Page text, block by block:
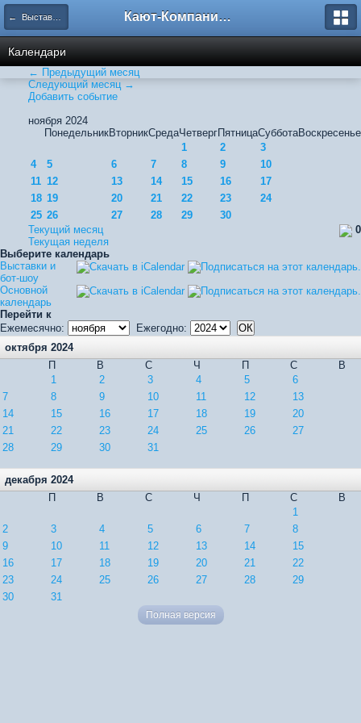
← Выставки и бот-шоу Кают-Компания "Катера и Яхты"
Календари
← Предыдущий месяц
Следующий месяц →
Добавить событие
ноября 2024
ПонедельникВторникСредаЧетвергПятницаСубботаВоскресенье
1
2
3
4
5 6 7 8 9
10
11 12 13 14 15 16
17
18 19 20 21 22 23
24
25 26 27 28 29
30
0
Текущий месяц
Текущая неделя
Выберите календарь
Выставки и
бот-шоу
Основной
календарь
Перейти к
Ежемесячно:
Ежегодно:
октября 2024
П
В С Ч П С
В
1
2 3 4 5
6
7
8 9 10 11 12
13
14
15 16 17 18 19
20
21
22 23 24 25 26
27
28
29 30 31
декабря 2024
П
В С Ч П С
В
1
2
3 4 5 6 7
8
9
10 11 12 13 14
15
16
17 18 19 20 21
22
23
24 25 26 27 28
29
30
31
Полная версия